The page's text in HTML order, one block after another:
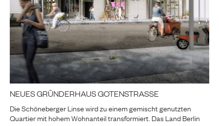
NEUES GRÜNDERHAUS GOTENSTRASSE
Die Schöneberger Linse wird zu einem gemischt genutzten
Quartier mit hohem Wohnanteil transformiert. Das Land Berlin